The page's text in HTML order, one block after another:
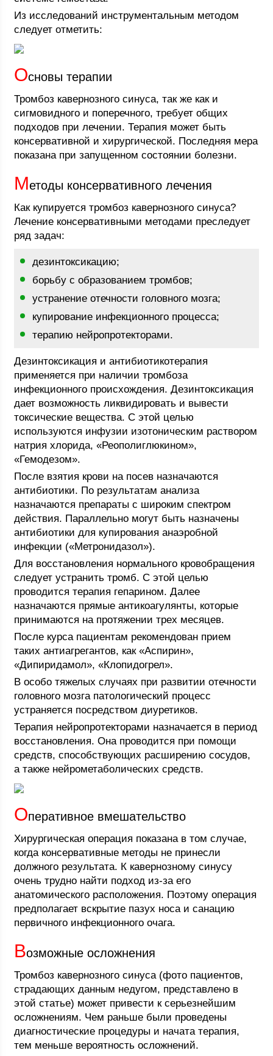
Из исследований инструментальным методом
следует отметить:
Основы терапии
Тромбоз кавернозного синуса, так же как и
сигмовидного и поперечного, требует общих
подходов при лечении. Терапия может быть
консервативной и хирургической. Последняя мера
показана при запущенном состоянии болезни.
Методы консервативного лечения
Как купируется тромбоз кавернозного синуса?
Лечение консервативными методами преследует
ряд задач:
дезинтоксикацию;
борьбу с образованием тромбов;
устранение отечности головного мозга;
купирование инфекционного процесса;
терапию нейропротекторами.
Дезинтоксикация и антибиотикотерапия
применяется при наличии тромбоза
инфекционного происхождения. Дезинтоксикация
дает возможность ликвидировать и вывести
токсические вещества. С этой целью
используются инфузии изотоническим раствором
натрия хлорида, «Реополиглюкином»,
«Гемодезом».
После взятия крови на посев назначаются
антибиотики. По результатам анализа
назначаются препараты с широким спектром
действия. Параллельно могут быть назначены
антибиотики для купирования анаэробной
инфекции («Метронидазол»).
Для восстановления нормального кровобращения
следует устранить тромб. С этой целью
проводится терапия гепарином. Далее
назначаются прямые антикоагулянты, которые
принимаются на протяжении трех месяцев.
После курса пациентам рекомендован прием
таких антиагрегантов, как «Аспирин»,
«Дипиридамол», «Клопидогрел».
В особо тяжелых случаях при развитии отечности
головного мозга патологический процесс
устраняется посредством диуретиков.
Терапия нейропротекторами назначается в период
восстановления. Она проводится при помощи
средств, способствующих расширению сосудов,
а также нейрометаболических средств.
Оперативное вмешательство
Хирургическая операция показана в том случае,
когда консервативные методы не принесли
должного результата. К кавернозному синусу
очень трудно найти подход из-за его
анатомического расположения. Поэтому операция
предполагает вскрытие пазух носа и санацию
первичного инфекционного очага.
Возможные осложнения
Тромбоз кавернозного синуса (фото пациентов,
страдающих данным недугом, представлено в
этой статье) может привести к серьезнейшим
осложнениям. Чем раньше были проведены
диагностические процедуры и начата терапия,
тем меньше вероятность осложнений.